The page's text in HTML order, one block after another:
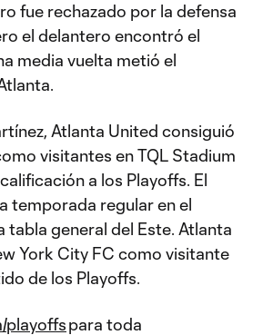
fue rechazado por la defensa
el delantero encontró el
media vuelta metió el
Atlanta United consiguió
visitantes en TQL Stadium
a los Playoffs. El
temporada regular en el
tabla general del Este. Atlanta
York City FC como visitante
de los Playoffs.
playoffspara toda